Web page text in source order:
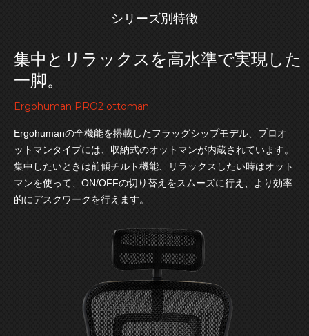
シリーズ別特徴
集中とリラックスを高水準で実現した
一脚。
Ergohuman PRO2 ottoman
Ergohumanの全機能を搭載したフラッグシップモデル、プロオ
ットマンタイプには、収納式のオットマンが内蔵されています。
集中したいときは前傾チルト機能、リラックスしたい時はオット
マンを使って、ON/OFFの切り替えをスムーズに行え、より効率
的にデスクワークを行えます。